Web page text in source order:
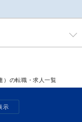
）の転職・求人一覧
示